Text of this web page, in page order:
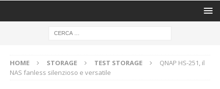
HOME STORAGE TEST STORAGE
QNAP HS-251, il
NAS fanless silenzioso e versatile